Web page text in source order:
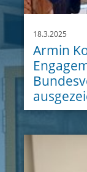
18.3.2025
Armin